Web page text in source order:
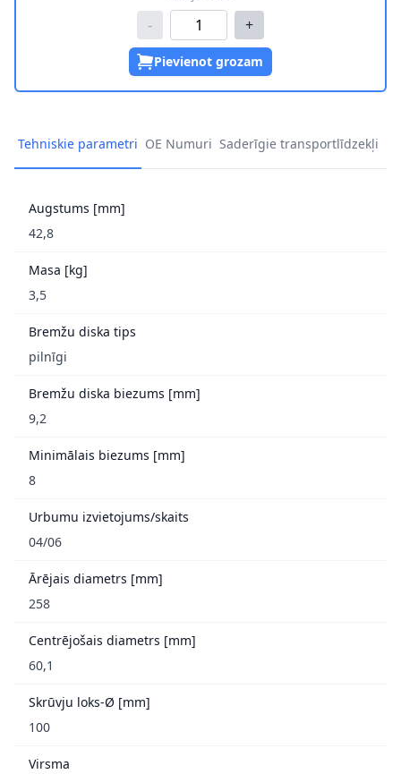
- +
Pievienot grozam
Tehniskie parametri OE Numuri Saderīgie transportlīdzekļi
Augstums [mm]
42,8
Masa [kg]
3,5
Bremžu diska tips
pilnīgi
Bremžu diska biezums [mm]
9,2
Minimālais biezums [mm]
8
Urbumu izvietojums/skaits
04/06
Ārējais diametrs [mm]
258
Centrējošais diametrs [mm]
60,1
Skrūvju loks-Ø [mm]
100
Virsma